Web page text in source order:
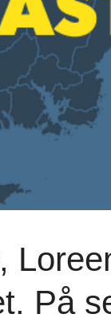
På